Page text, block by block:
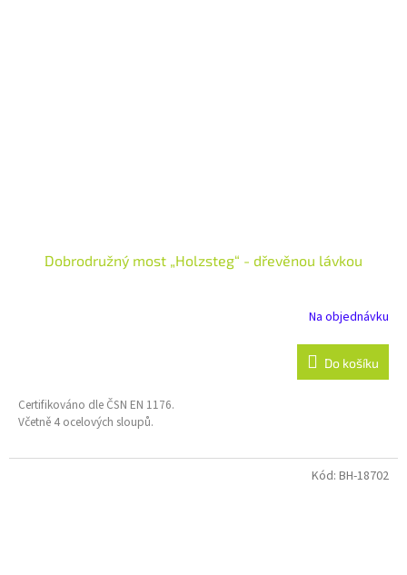
Dobrodružný most „Holzsteg“ - dřevěnou lávkou
Na objednávku
Do košíku
Certifikováno dle ČSN EN 1176.
Včetně 4 ocelových sloupů.
Kód: BH-18702